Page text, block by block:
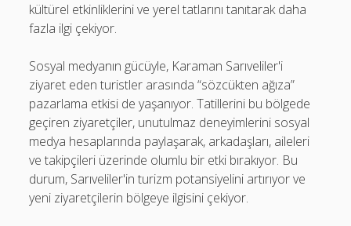
kültürel etkinliklerini ve yerel tatlarını tanıtarak daha
fazla ilgi çekiyor.
Sosyal medyanın gücüyle, Karaman Sarıveliler'i
ziyaret eden turistler arasında “sözcükten ağıza”
pazarlama etkisi de yaşanıyor. Tatillerini bu bölgede
geçiren ziyaretçiler, unutulmaz deneyimlerini sosyal
medya hesaplarında paylaşarak, arkadaşları, aileleri
ve takipçileri üzerinde olumlu bir etki bırakıyor. Bu
durum, Sarıveliler'in turizm potansiyelini artırıyor ve
yeni ziyaretçilerin bölgeye ilgisini çekiyor.